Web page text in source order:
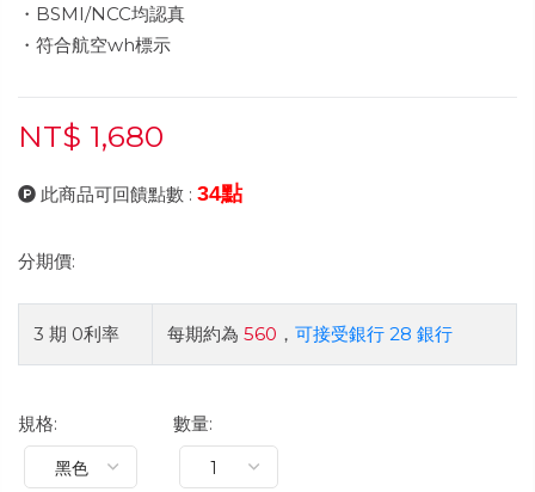
・BSMI/NCC均認真
・符合航空wh標示
NT$ 1,680
此商品可回饋點數 : 34點
分期價:
3 期 0利率 每期約為 560 ， 可接受銀行 28 銀行
規格: 數量: